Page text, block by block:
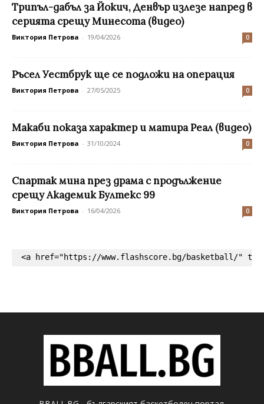
Трипъл-дабъл за Йокич, Денвър излезе напред в
серията срещу Минесота (видео)
Виктория Петрова - 19/04/2026 0
Ръсел Уестбрук ще се подложи на операция
Виктория Петрова - 27/05/2025 0
Макаби показа характер и матира Реал (видео)
Виктория Петрова - 31/10/2024 0
Спартак мина през драма с продължение
срещу Академик Бултекс 99
Виктория Петрова - 16/04/2026 0
<a href="https://www.flashscore.bg/basketball/"